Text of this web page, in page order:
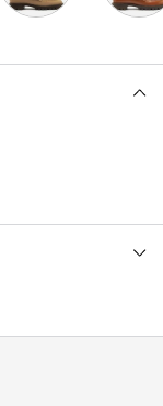
além de sola
Fechado, traz
por